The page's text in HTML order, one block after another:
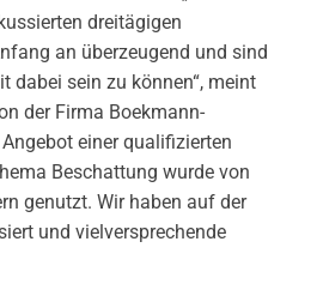
dreitägigen
an überzeugend und sind
dabei sein zu können“, meint
der Firma Boekmann-
einer qualifizierten
Beschattung wurde von
genutzt. Wir haben auf der
und vielversprechende